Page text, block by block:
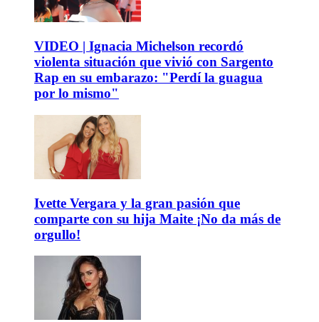
VIDEO | Ignacia Michelson recordó
violenta situación que vivió con Sargento
Rap en su embarazo: "Perdí la guagua
por lo mismo"
Ivette Vergara y la gran pasión que
comparte con su hija Maite ¡No da más de
orgullo!